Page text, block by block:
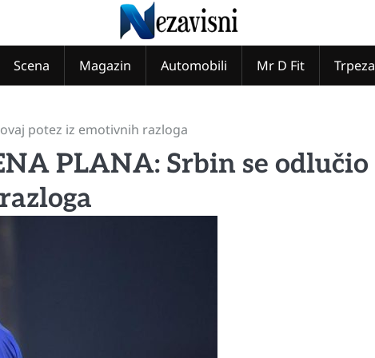
Scena Magazin Automobili Mr D Fit Trpeza
ovaj potez iz emotivnih razloga
PLANA: Srbin se odlučio